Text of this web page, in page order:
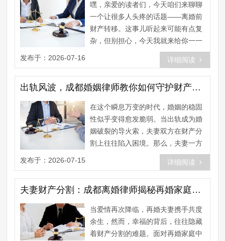
嘿，亲爱的读者们，今天咱们来聊聊
一个让很多人头疼的话题——离婚前
财产转移。这事儿听起来可能有点复
杂，但别担心，今天我就来给你一一
揭秘那些隐藏在成都离婚律师背后
发布于：2026-07-16 详细阅读
出轨风波，成都婚姻律师教你如何守护财产权益
在这个瞬息万变的时代，婚姻的稳固
性似乎变得愈发脆弱。当出轨成为婚
姻破裂的导火索，夫妻双方在财产分
割上往往陷入困境。那么，夫妻一方
出轨，另一方能否因此实现“净身
发布于：2026-07-15 详细阅读
夫妻财产分割：成都离婚律师揭秘再婚家庭的财富保卫战
当爱情再次降临，再婚夫妻携手共度
余生，然而，幸福的背后，往往隐藏
着财产分割的难题。面对再婚家庭中